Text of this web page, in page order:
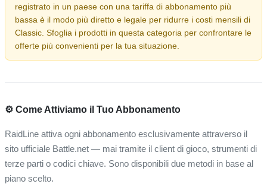
registrato in un paese con una tariffa di abbonamento più
bassa è il modo più diretto e legale per ridurre i costi mensili di
Classic. Sfoglia i prodotti in questa categoria per confrontare le
offerte più convenienti per la tua situazione.
⚙️ Come Attiviamo il Tuo Abbonamento
RaidLine attiva ogni abbonamento esclusivamente attraverso il
sito ufficiale Battle.net — mai tramite il client di gioco, strumenti di
terze parti o codici chiave. Sono disponibili due metodi in base al
piano scelto.